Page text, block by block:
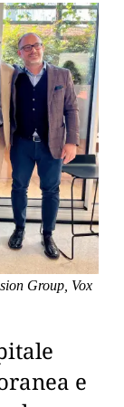
Group, Vox
e